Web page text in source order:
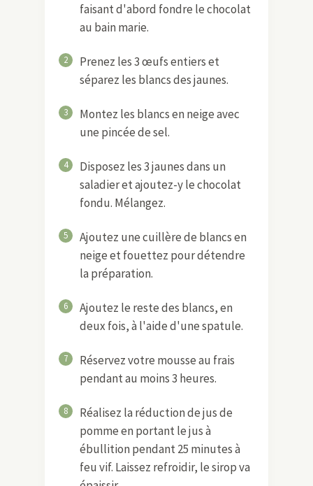
faisant d'abord fondre le chocolat
au bain marie.
2
Prenez les 3 œufs entiers et
séparez les blancs des jaunes.
3
Montez les blancs en neige avec
une pincée de sel.
4
Disposez les 3 jaunes dans un
saladier et ajoutez-y le chocolat
fondu. Mélangez.
5
Ajoutez une cuillère de blancs en
neige et fouettez pour détendre
la préparation.
6
Ajoutez le reste des blancs, en
deux fois, à l'aide d'une spatule.
7
Réservez votre mousse au frais
pendant au moins 3 heures.
8
Réalisez la réduction de jus de
pomme en portant le jus à
ébullition pendant 25 minutes à
feu vif. Laissez refroidir, le sirop va